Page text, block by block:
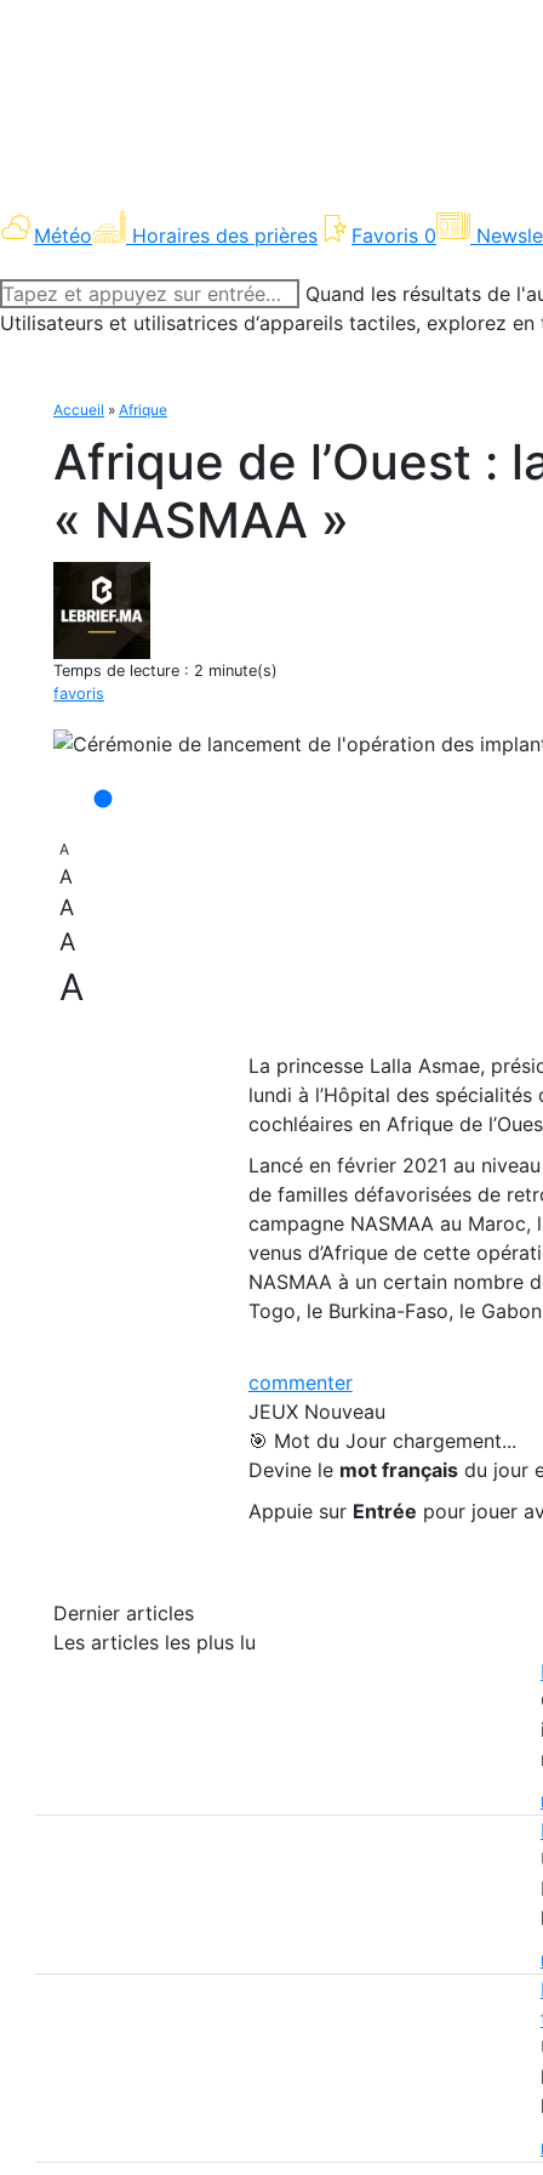
Météo Horaires des prières Favoris 0
Recherche
:
Quand les résultats de
Utilisateurs et utilisatrices d‘appareils tactiles, explorez
Accueil » Afrique
Afrique de l’Ouest :
« NASMAA »
Temps de lecture : 2 minute(s)
favoris
A
A
A
A
A
La princesse Lalla Asmae,
lundi à l’Hôpital des
cochléaires en Afrique de
Lancé en février 2021 au
de familles défavorisées de
campagne NASMAA au
venus d’Afrique de cette
NASMAA à un certain nombre
Togo, le Burkina-Faso, le
commenter
JEUX Nouveau
🎯 Mot du Jour chargement...
Devine le mot françaisdu jour
Appuie sur Entrée pour jouer
Dernier articles
Les articles les plus lu